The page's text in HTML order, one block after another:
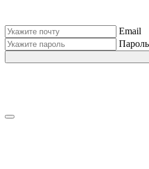
Email
Пароль